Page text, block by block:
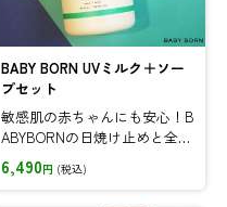
BABY BORN UVミルク＋ソー
プセット
敏感肌の赤ちゃんにも安心！B
ABYBORNの日焼け止めと全身
ソープは、無添加＆低刺激に
こだわりました！
6,490円 (税込)